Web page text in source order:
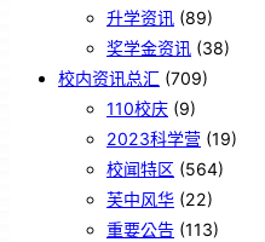
升学资讯 (89)
奖学金资讯 (38)
校内资讯总汇 (709)
110校庆 (9)
2023科学营 (19)
校闻特区 (564)
芙中风华 (22)
重要公告 (113)